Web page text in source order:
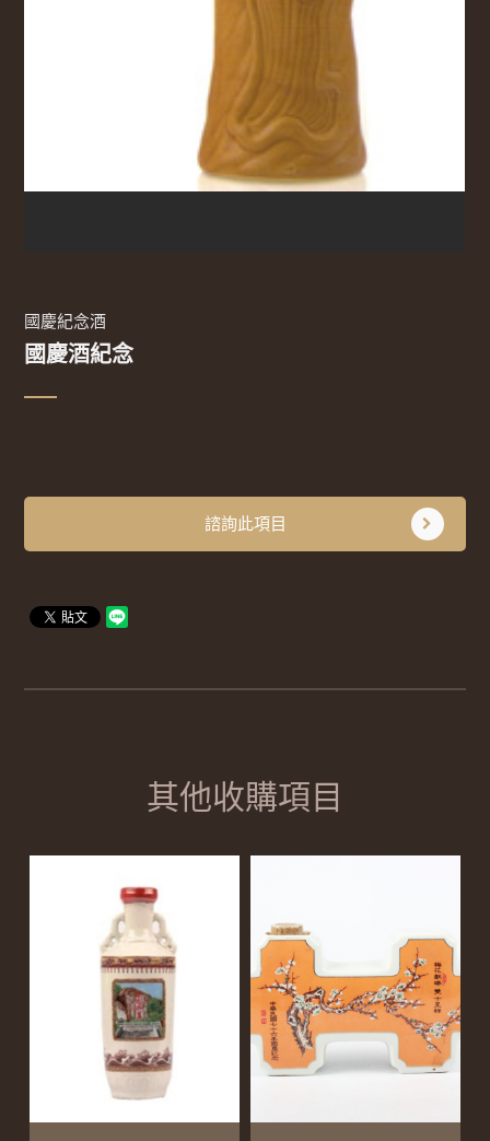
國慶紀念酒
國慶酒紀念
諮詢此項目
其他收購項目